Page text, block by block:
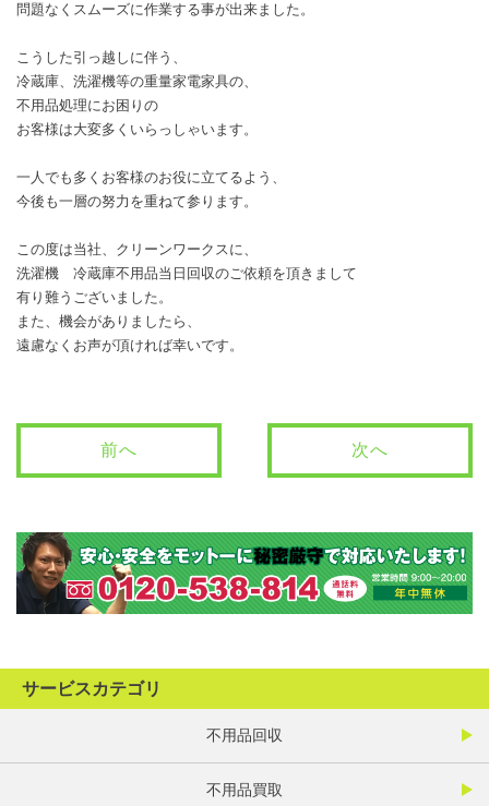
問題なくスムーズに作業する事が出来ました。
こうした引っ越しに伴う、
冷蔵庫、洗濯機等の重量家電家具の、
不用品処理にお困りの
お客様は大変多くいらっしゃいます。
一人でも多くお客様のお役に立てるよう、
今後も一層の努力を重ねて参ります。
この度は当社、クリーンワークスに、
洗濯機 冷蔵庫不用品当日回収のご依頼を頂きまして
有り難うございました。
また、機会がありましたら、
遠慮なくお声が頂ければ幸いです。
前へ 次へ
サービスカテゴリ
不用品回収
不用品買取